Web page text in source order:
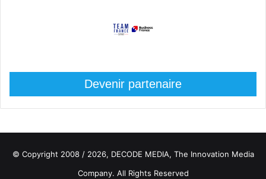
Devenir partenaire
© Copyright 2008 / 2026, DECODE MEDIA, The Innovation Media
Company. All Rights Reserved